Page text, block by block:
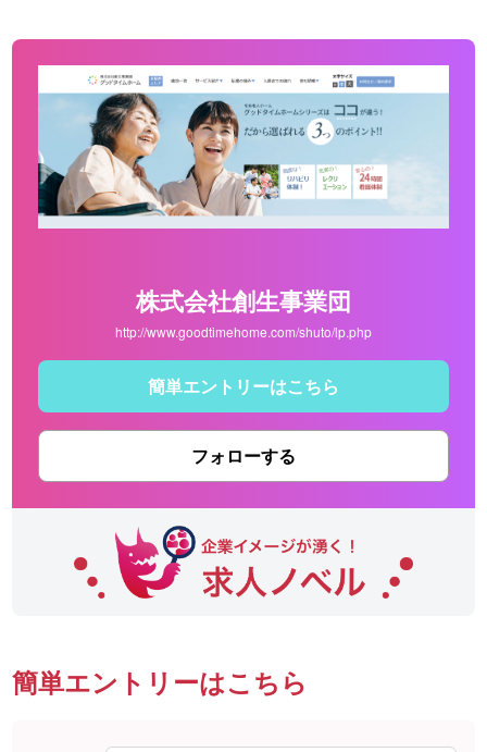
株式会社創生事業団
http://www.goodtimehome.com/shuto/lp.php
簡単エントリーはこちら
フォローする
簡単エントリーはこちら